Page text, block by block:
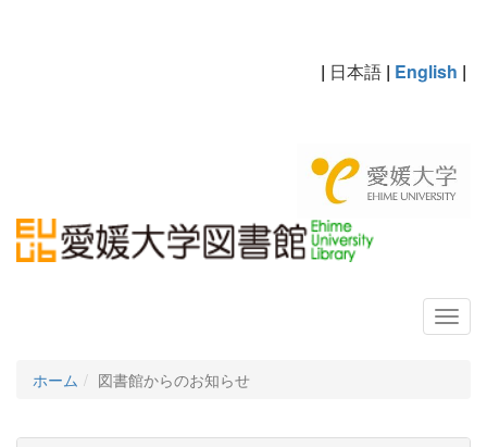
| 日本語 | English |
ホーム 図書館からのお知らせ